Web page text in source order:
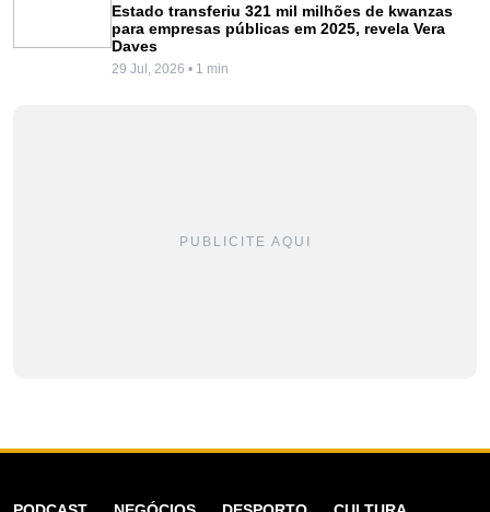
Estado transferiu 321 mil milhões de kwanzas
para empresas públicas em 2025, revela Vera
Daves
29 Jul, 2026 • 1 min
PUBLICITE AQUI